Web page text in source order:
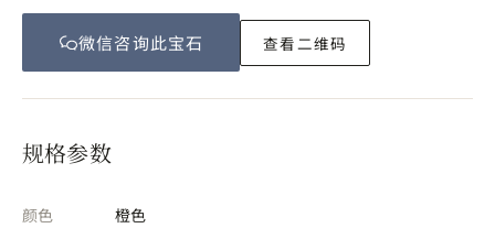
微信咨询此宝石 查看二维码
规格参数
颜色 橙色